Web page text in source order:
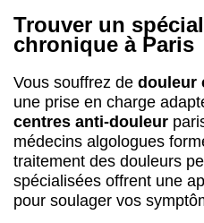
Trouver un
chronique à Paris
Vous souffrez de douleur
une prise en charge
centres anti-douleur
médecins algologues
traitement des douleurs
spécialisées offrent une
pour soulager vos